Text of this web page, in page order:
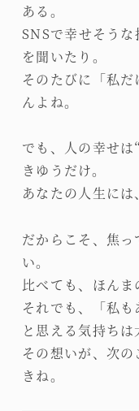
ある。
SNSで幸せそう
を聞いたり。
そのたびに「私
んよね。
でも、人の幸せ
きゆうだけ。
あなたの人生には
だからこそ、焦
い。
比べても、ほんま
それでも、「私も
と思える気持ちは
その想いが、次
きね。